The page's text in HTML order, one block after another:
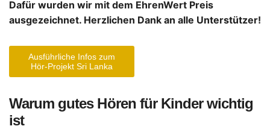
Dafür wurden wir mit dem EhrenWert Preis
ausgezeichnet. Herzlichen Dank an alle Unterstützer!
Ausführliche Infos zum
Hör-Projekt Sri Lanka
Warum gutes Hören für Kinder wichtig
ist